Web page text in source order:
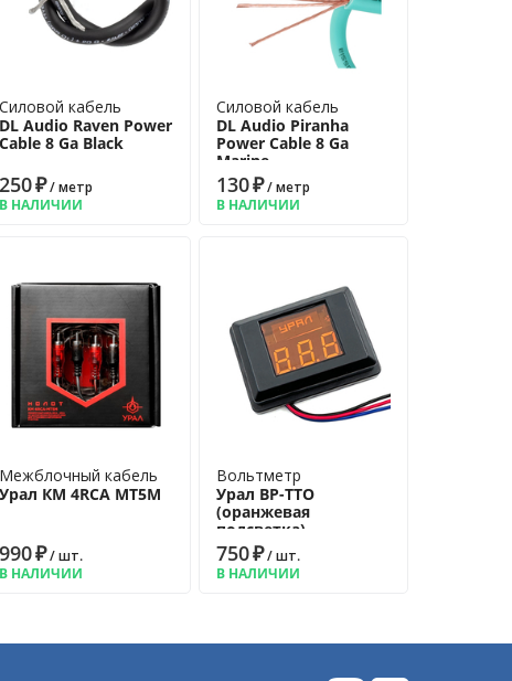
Силовой кабель
DL Audio Raven Power
Cable 8 Ga Black
250₽/ метр
В НАЛИЧИИ
Силовой кабель
DL Audio Piranha
Power Cable 8 Ga
Marine
130₽/ метр
В НАЛИЧИИ
Межблочный кабель
Урал КМ 4RCA МТ5М
990₽/ шт.
В НАЛИЧИИ
Вольтметр
Урал ВР-ТТО
(оранжевая
подсветка)
750₽/ шт.
В НАЛИЧИИ